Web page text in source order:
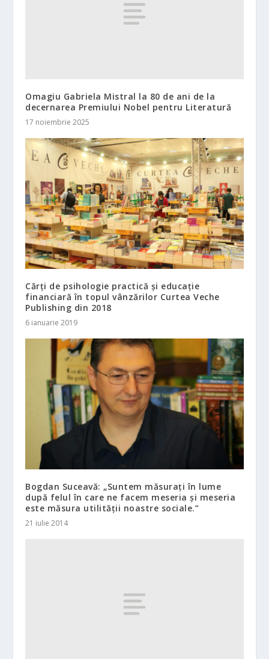
Omagiu Gabriela Mistral la 80 de ani de la
decernarea Premiului Nobel pentru Literatură
17 noiembrie 2025
Cărți de psihologie practică și educație
financiară în topul vânzărilor Curtea Veche
Publishing din 2018
6 ianuarie 2019
Bogdan Suceavă: „Suntem măsurați în lume
după felul în care ne facem meseria și meseria
este măsura utilității noastre sociale.”
21 iulie 2014